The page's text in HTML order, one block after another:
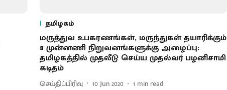
தமிழகம்
மருத்துவ உபகரணங்கள், மருந்துகள் தயாரிக்கும்
8 முன்னணி நிறுவனங்களுக்கு அழைப்பு:
தமிழகத்தில் முதலீடு செய்ய முதல்வர் பழனிசாமி
கடிதம்
செய்திப்பிரிவு 10 Jun 2020 1 min read